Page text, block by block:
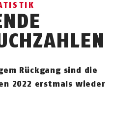
Rückgang sind die
2022 erstmals wieder